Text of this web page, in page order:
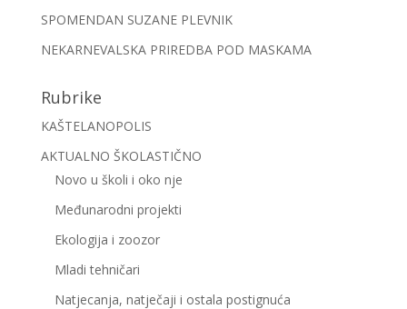
SPOMENDAN SUZANE PLEVNIK
NEKARNEVALSKA PRIREDBA POD MASKAMA
Rubrike
KAŠTELANOPOLIS
AKTUALNO ŠKOLASTIČNO
Novo u školi i oko nje
Međunarodni projekti
Ekologija i zoozor
Mladi tehničari
Natjecanja, natječaji i ostala postignuća